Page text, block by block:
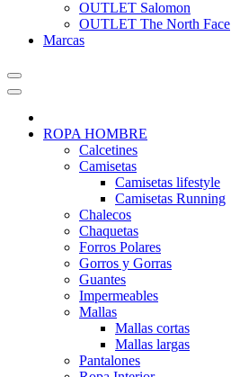
OUTLET Salomon
OUTLET The North Face
Marcas
ROPA HOMBRE
Calcetines
Camisetas
Camisetas lifestyle
Camisetas Running
Chalecos
Chaquetas
Forros Polares
Gorros y Gorras
Guantes
Impermeables
Mallas
Mallas cortas
Mallas largas
Pantalones